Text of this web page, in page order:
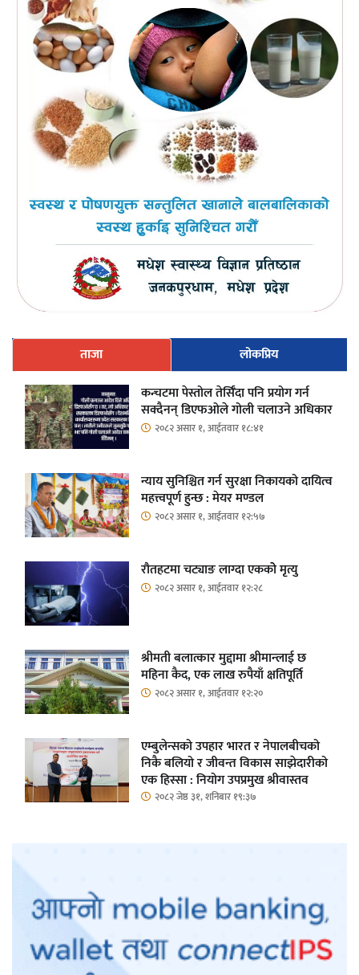
ताजा
लोकप्रिय
कन्चटमा पेस्तोल तेर्सिँदा पनि प्रयोग गर्न
सक्दैनन् डिएफओले गोली चलाउने अधिकार
२०८२ असार १, आईतवार १८:४१
न्याय सुनिश्चित गर्न सुरक्षा निकायको दायित्व
महत्त्वपूर्ण हुन्छ : मेयर मण्डल
२०८२ असार १, आईतवार १२:५७
रौतहटमा चट्याङ लाग्दा एककोे मृत्यु
२०८२ असार १, आईतवार १२:२८
श्रीमती बलात्कार मुद्दामा श्रीमान्लाई छ
महिना कैद, एक लाख रुपैयाँ क्षतिपूर्ति
२०८२ असार १, आईतवार १२:२०
एम्बुलेन्सको उपहार भारत र नेपालबीचको
निकै बलियो र जीवन्त विकास साझेदारीको
एक हिस्सा : नियोग उपप्रमुख श्रीवास्तव
२०८२ जेष्ठ ३१, शनिबार १९:३७